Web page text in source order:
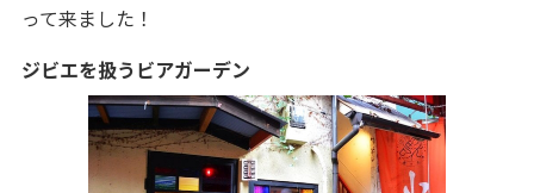
って来ました！
ジビエを扱うビアガーデン